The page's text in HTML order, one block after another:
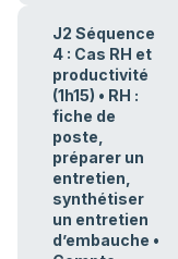
J2 Séquence
4 : Cas RH et
productivité
(1h15) • RH :
fiche de
poste,
préparer un
entretien,
synthétiser
un entretien
d’embauche •